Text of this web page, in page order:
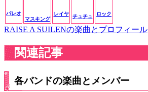
パレオ
マスキング
レイヤ チュチュ ロック
RAISE A SUILENの楽曲とプロフィール
関連記事
各バンドの楽曲とメンバー